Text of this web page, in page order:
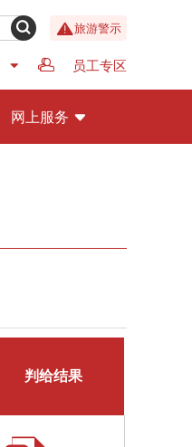
旅游警示
员工专区
网上服务
判给结果